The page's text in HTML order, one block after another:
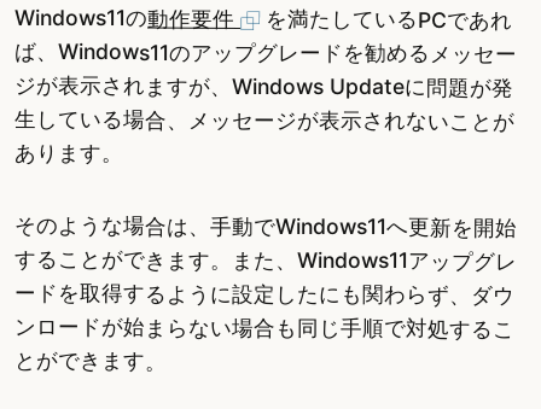
Windows11の動作要件 を満たしているPCであれ
ば、Windows11のアップグレードを勧めるメッセー
ジが表示されますが、Windows Updateに問題が発
生している場合、メッセージが表示されないことが
あります。
そのような場合は、手動でWindows11へ更新を開始
することができます。また、Windows11アップグレ
ードを取得するように設定したにも関わらず、ダウ
ンロードが始まらない場合も同じ手順で対処するこ
とができます。